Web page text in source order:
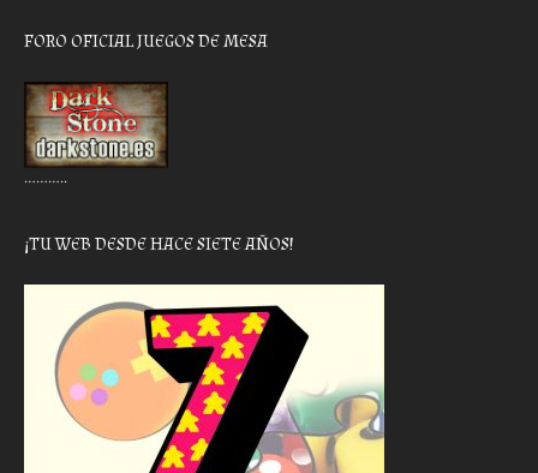
FORO OFICIAL JUEGOS DE MESA
………..
¡TU WEB DESDE HACE SIETE AÑOS!